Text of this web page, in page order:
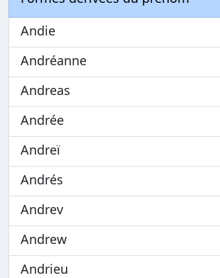
Andie
Andréanne
Andreas
Andrée
Andreï
Andrés
Andrev
Andrew
Andrieu